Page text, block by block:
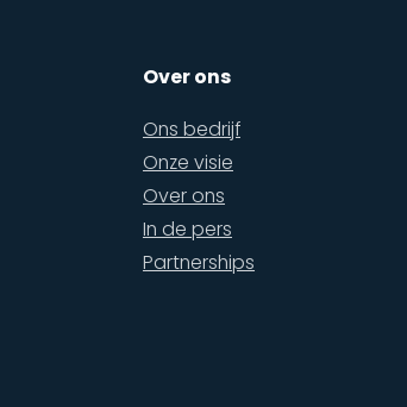
Over ons
Ons bedrijf
Onze visie
Over ons
In de pers
Partnerships